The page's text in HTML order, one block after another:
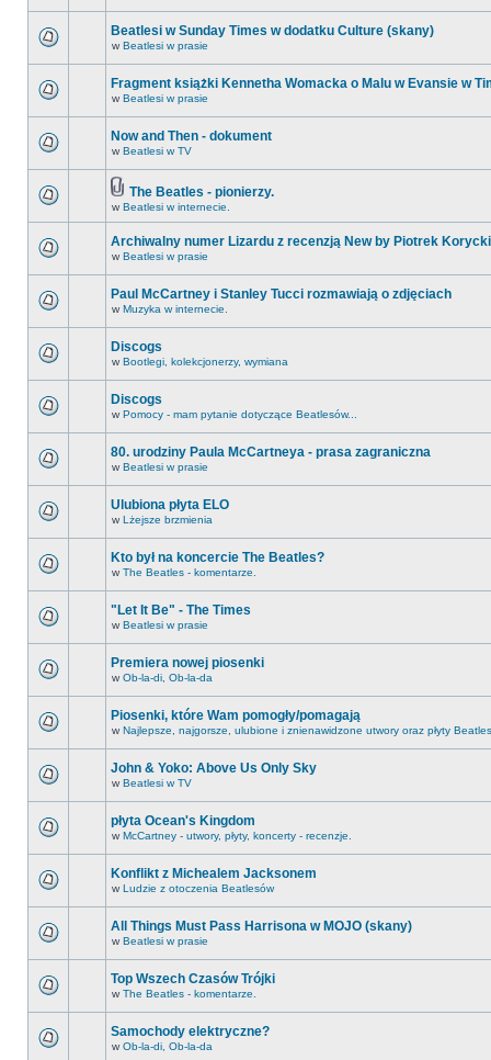
Beatlesi w Sunday Times w dodatku Culture (skany)
w Beatlesi w prasie
Fragment książki Kennetha Womacka o Malu w Evansie w
w Beatlesi w prasie
Now and Then - dokument
w Beatlesi w TV
The Beatles - pionierzy.
w Beatlesi w internecie.
Archiwalny numer Lizardu z recenzją New by Piotrek Korycki
w Beatlesi w prasie
Paul McCartney i Stanley Tucci rozmawiają o zdjęciach
w Muzyka w internecie.
Discogs
w Bootlegi, kolekcjonerzy, wymiana
Discogs
w Pomocy - mam pytanie dotyczące Beatlesów...
80. urodziny Paula McCartneya - prasa zagraniczna
w Beatlesi w prasie
Ulubiona płyta ELO
w Lżejsze brzmienia
Kto był na koncercie The Beatles?
w The Beatles - komentarze.
"Let It Be" - The Times
w Beatlesi w prasie
Premiera nowej piosenki
w Ob-la-di, Ob-la-da
Piosenki, które Wam pomogły/pomagają
w Najlepsze, najgorsze, ulubione i znienawidzone utwory oraz płyty
John & Yoko: Above Us Only Sky
w Beatlesi w TV
płyta Ocean's Kingdom
w McCartney - utwory, płyty, koncerty - recenzje.
Konflikt z Michealem Jacksonem
w Ludzie z otoczenia Beatlesów
All Things Must Pass Harrisona w MOJO (skany)
w Beatlesi w prasie
Top Wszech Czasów Trójki
w The Beatles - komentarze.
Samochody elektryczne?
w Ob-la-di, Ob-la-da